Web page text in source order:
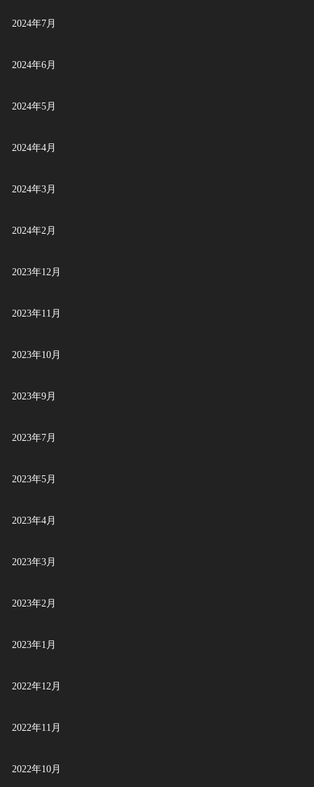
2024年7月
2024年6月
2024年5月
2024年4月
2024年3月
2024年2月
2023年12月
2023年11月
2023年10月
2023年9月
2023年7月
2023年5月
2023年4月
2023年3月
2023年2月
2023年1月
2022年12月
2022年11月
2022年10月